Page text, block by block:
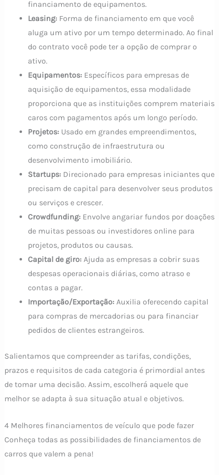
financiamento de equipamentos.
Leasing:Forma de financiamento em que você
aluga um ativo por um tempo determinado. Ao final
do contrato você pode ter a opção de comprar o
ativo.
Equipamentos:Específicos para empresas de
aquisição de equipamentos, essa modalidade
proporciona que as instituições comprem materiais
caros com pagamentos após um longo período.
Projetos:Usado em grandes empreendimentos,
como construção de infraestrutura ou
desenvolvimento imobiliário.
Startups: Direcionado para empresas iniciantes que
precisam de capital para desenvolver seus produtos
ou serviços e crescer.
Crowdfunding:Envolve angariar fundos por doações
de muitas pessoas ou investidores online para
projetos, produtos ou causas.
Capital de giro:Ajuda as empresas a cobrir suas
despesas operacionais diárias, como atraso e
contas a pagar.
Importação/Exportação:Auxilia oferecendo capital
para compras de mercadorias ou para financiar
pedidos de clientes estrangeiros.
Salientamos que compreender as tarifas, condições,
prazos e requisitos de cada categoria é primordial antes
de tomar uma decisão. Assim, escolherá aquele que
melhor se adapta à sua situação atual e objetivos.
4 Melhores financiamentos de veículo que pode fazer
Conheça todas as possibilidades de financiamentos de
carros que valem a pena!